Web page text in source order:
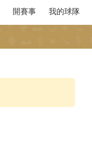
開賽事 我的球隊